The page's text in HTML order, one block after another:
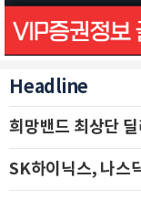
Headline